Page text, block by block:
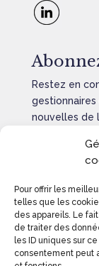
Pour offrir les
telles que les
des appareils. Le
de traiter des
les ID uniques sur
consentement peut
Restez en
nouvelles de